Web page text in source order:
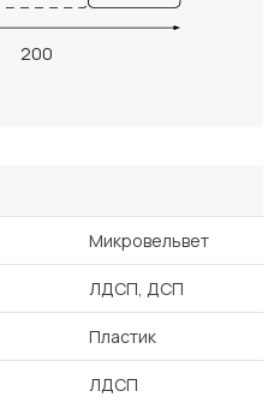
200
Микровельвет
ЛДСП, ДСП
Пластик
ЛДСП